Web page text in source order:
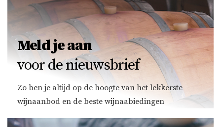
Meld je aan
voor de nieuwsbrief
Zo ben je altijd op de hoogte van het lekkerste
wijnaanbod en de beste wijnaabiedingen